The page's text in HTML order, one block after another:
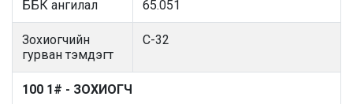
ББК ангилал 65.051
Зохиогчийн
гурван тэмдэгт
С-32
100 1# - ЗОХИОГЧ